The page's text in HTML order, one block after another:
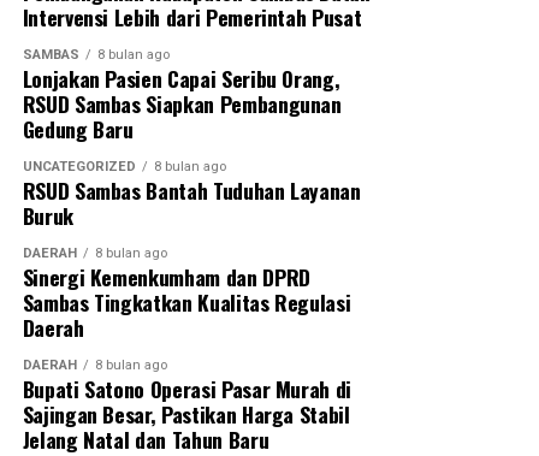
daerah untuk mewujudkan Sambas Berkah
Berkemajuan,” tutupnya.
Intervensi Lebih dari Pemerintah Pusat
SAMBAS 8 bulan ago
Lonjakan Pasien Capai Seribu Orang,
RSUD Sambas Siapkan Pembangunan
Gedung Baru
UNCATEGORIZED 8 bulan ago
RSUD Sambas Bantah Tuduhan Layanan
Buruk
DAERAH 8 bulan ago
Sinergi Kemenkumham dan DPRD
Sambas Tingkatkan Kualitas Regulasi
Daerah
DAERAH 8 bulan ago
Bupati Satono Operasi Pasar Murah di
Sajingan Besar, Pastikan Harga Stabil
Jelang Natal dan Tahun Baru